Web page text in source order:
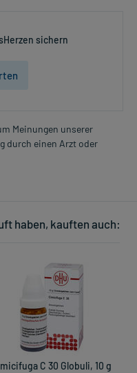
sichern
Meinungen unserer
durch einen Arzt oder
haben, kauften auch:
C 30 Globuli, 10 g